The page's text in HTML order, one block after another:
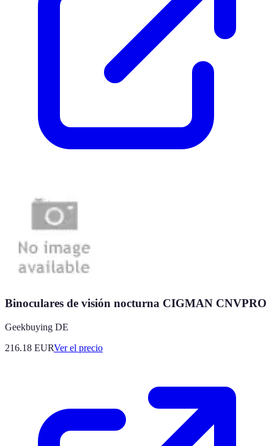
Binoculares de visión nocturna CIGMAN CNVPRO
Geekbuying DE
216.18 EURVer el precio